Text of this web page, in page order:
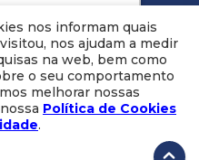
para prosseguir.
não
mais
Cookies
para prosseguir.
não
mais
Cookies
PHORTE DE
0001-50.
nos informam quais
nos ajudam a medir
na web, bem como
o seu comportamento
melhorar nossas
Política de Cookies
.